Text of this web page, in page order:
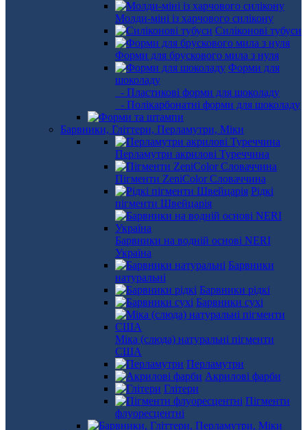
Молди-міні із харчового силікону
Силіконові тубуси
Форми для брускового мила з нуля
Форми для
шоколаду
- Пластикові форми для шоколаду
- Полікарбонатні форми для шоколаду
Барвники, Гліттери, Перламутри, Міки
Перламутри акрилові Туреччина
Пігменти ZeniColor Словаччина
Рідкі
пігменти Швейцарія
Барвники на водній основі NERI
Україна
Барвники
натуральні
Барвники рідкі
Барвники сухі
Міка (слюда) натуральні пігменти
США
Перламутри
Акрилові фарби
Глітери
Пігменти
флуоресцентні